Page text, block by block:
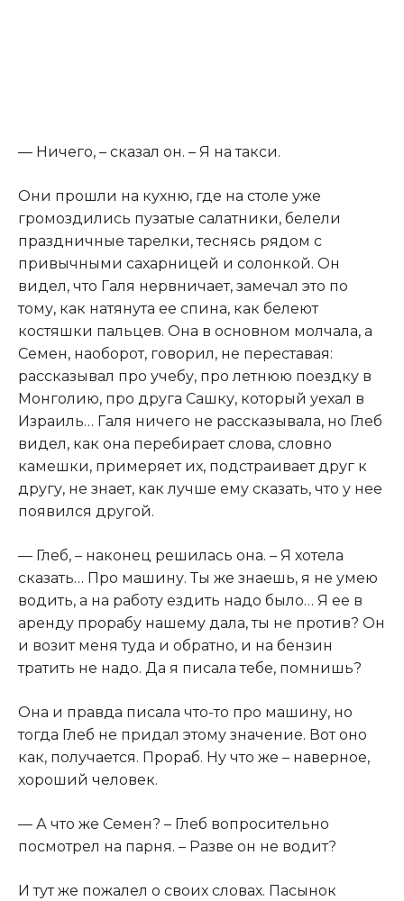
​— Ничего, – сказал он. – Я на такси.​
​Они прошли на кухню, где на столе уже
громоздились пузатые салатники, белели
праздничные тарелки, теснясь рядом с
привычными сахарницей и солонкой. Он
видел, что Галя нервничает, замечал это по
тому, как натянута ее спина, как белеют
костяшки пальцев. Она в основном молчала, а
Семен, наоборот, говорил, не переставая:
рассказывал про учебу, про летнюю поездку в
Монголию, про друга Сашку, который уехал в
Израиль… Галя ничего не рассказывала, но Глеб
видел, как она перебирает слова, словно
камешки, примеряет их, подстраивает друг к
другу, не знает, как лучше ему сказать, что у нее
появился другой.​
​— Глеб, – наконец решилась она. – Я хотела
сказать… Про машину. Ты же знаешь, я не умею
водить, а на работу ездить надо было… Я ее в
аренду прорабу нашему дала, ты не против? Он
и возит меня туда и обратно, и на бензин
тратить не надо. Да я писала тебе, помнишь?​
​Она и правда писала что-то про машину, но
тогда Глеб не придал этому значение. Вот оно
как, получается. Прораб. Ну что же – наверное,
хороший человек.​
​— А что же Семен? – Глеб вопросительно
посмотрел на парня. – Разве он не водит?​
​И тут же пожалел о своих словах. Пасынок